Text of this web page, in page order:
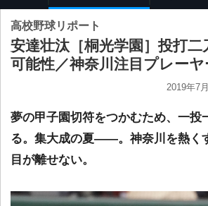
高校野球リポート
安達壮汰［桐光学園］投打
可能性／神奈川注目プレーヤ
2019年7
夢の甲子園切符をつかむため、一投
る。集大成の夏――。神奈川を熱く
目が離せない。